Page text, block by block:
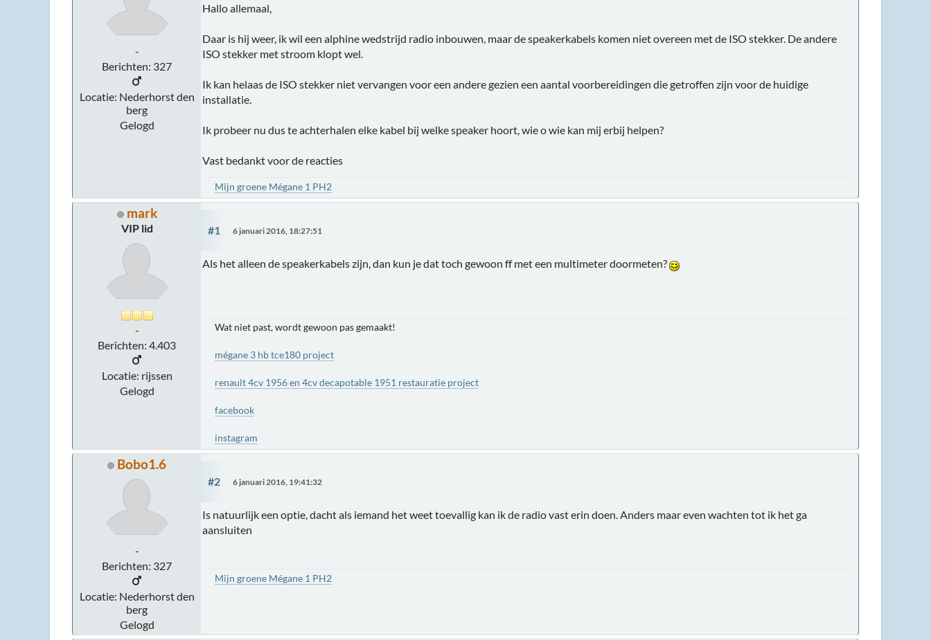
-
Berichten: 327
Locatie: Nederhorst den
berg
Gelogd
Hallo allemaal,
Daar is hij weer, ik wil een alphine wedstrijd radio inbouwen, maar de speakerkabels komen niet overeen met de ISO stekker. De andere
ISO stekker met stroom klopt wel.
Ik kan helaas de ISO stekker niet vervangen voor een andere gezien een aantal voorbereidingen die getroffen zijn voor de huidige
installatie.
Ik probeer nu dus te achterhalen elke kabel bij welke speaker hoort, wie o wie kan mij erbij helpen?
Vast bedankt voor de reacties
Mijn groene Mégane 1 PH2
mark
VIP lid
-
Berichten: 4.403
Locatie: rijssen
Gelogd
#1 6 januari 2016, 18:27:51
Als het alleen de speakerkabels zijn, dan kun je dat toch gewoon ff met een multimeter doormeten?
Wat niet past, wordt gewoon pas gemaakt!
mégane 3 hb tce180 project
renault 4cv 1956 en 4cv decapotable 1951 restauratie project
facebook
instagram
Bobo1.6
-
Berichten: 327
Locatie: Nederhorst den
berg
Gelogd
#2 6 januari 2016, 19:41:32
Is natuurlijk een optie, dacht als iemand het weet toevallig kan ik de radio vast erin doen. Anders maar even wachten tot ik het ga
aansluiten
Mijn groene Mégane 1 PH2